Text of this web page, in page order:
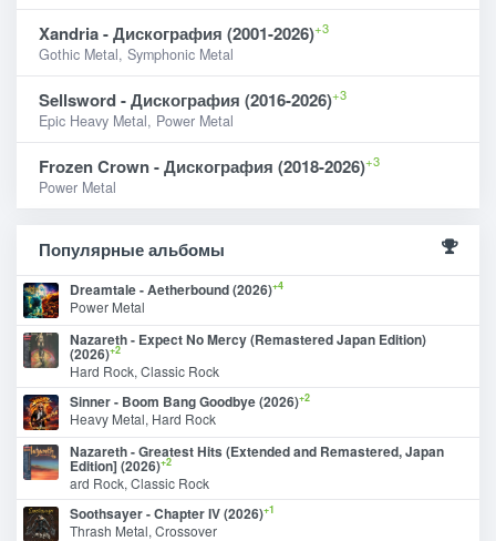
Xandria - Дискография (2001-2026)+3
Gothic Metal, Symphonic Metal
Sellsword - Дискография (2016-2026)+3
Epic Heavy Metal, Power Metal
Frozen Crown - Дискография (2018-2026)+3
Power Metal
Популярные альбомы
Dreamtale - Aetherbound (2026)+4
Power Metal
Nazareth - Expect No Mercy (Remastered Japan Edition)
(2026)+2
Hard Rock, Classic Rock
Sinner - Boom Bang Goodbye (2026)+2
Heavy Metal, Hard Rock
Nazareth - Greatest Hits (Extended and Remastered, Japan
Edition] (2026)+2
ard Rock, Classic Rock
Soothsayer - Chapter IV (2026)+1
Thrash Metal, Crossover